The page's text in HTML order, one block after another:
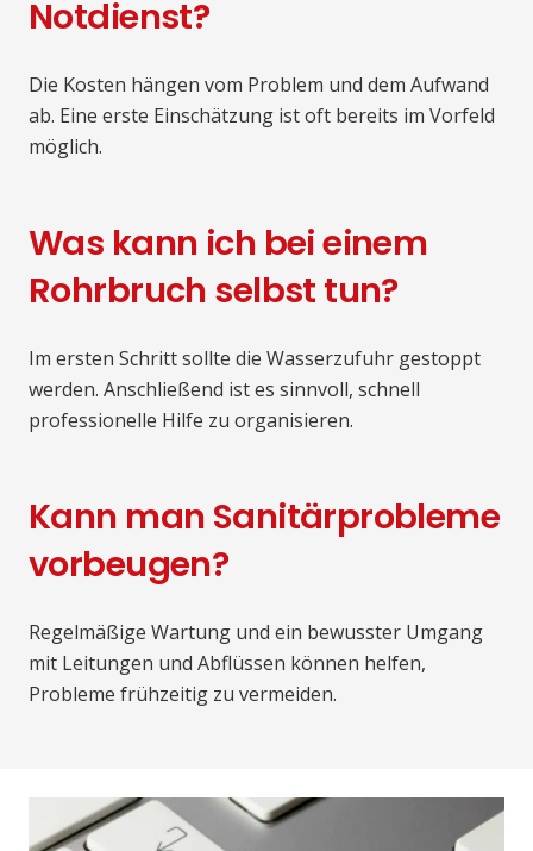
Notdienst?
Die Kosten hängen vom Problem und dem Aufwand
ab. Eine erste Einschätzung ist oft bereits im Vorfeld
möglich.
Was kann ich bei einem
Rohrbruch selbst tun?
Im ersten Schritt sollte die Wasserzufuhr gestoppt
werden. Anschließend ist es sinnvoll, schnell
professionelle Hilfe zu organisieren.
Kann man Sanitärprobleme
vorbeugen?
Regelmäßige Wartung und ein bewusster Umgang
mit Leitungen und Abflüssen können helfen,
Probleme frühzeitig zu vermeiden.